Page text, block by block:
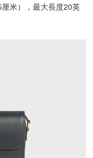
米），最大長度20英